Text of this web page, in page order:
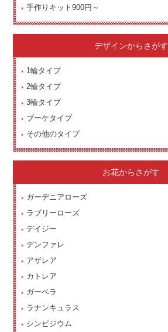
手作りキット900円～
デザインからさがす
1輪タイプ
2輪タイプ
3輪タイプ
ブーケタイプ
その他のタイプ
お花からさがす
ガーデニアローズ
ラブリーローズ
デイジー
デンファレ
アザレア
カトレア
ガーベラ
ラナンキュラス
シンピジウム